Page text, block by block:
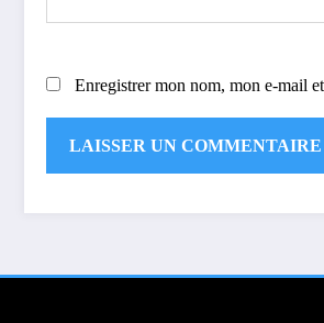
Enregistrer mon nom, mon e-mail